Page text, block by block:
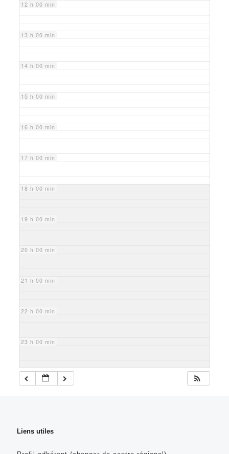
12 h 00 min
13 h 00 min
14 h 00 min
15 h 00 min
16 h 00 min
17 h 00 min
18 h 00 min
19 h 00 min
20 h 00 min
21 h 00 min
22 h 00 min
23 h 00 min
Liens utiles